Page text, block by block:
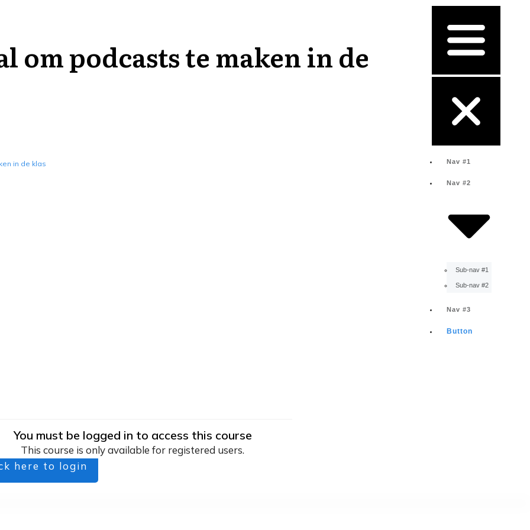
Nav #1
Nav #2
Sub-nav #1
Sub-nav #2
Nav #3
Button
om podcasts te maken in de
in de klas
You must be logged in to access this course
This course is only available for registered users.
here to login